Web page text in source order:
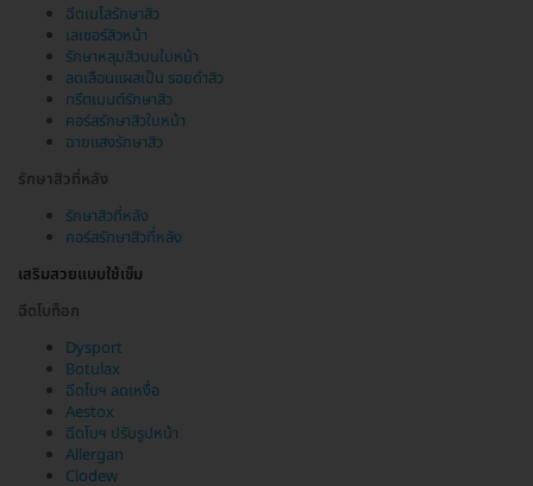
ฉีดเมโสรักษาสิว
เลเซอร์สิวหน้า
รักษาหลุมสิวบนใบหน้า
ลดเลือนแผลเป็น รอยดำสิว
ทรีตเมนต์รักษาสิว
คอร์สรักษาสิวใบหน้า
ฉายแสงรักษาสิว
รักษาสิวที่หลัง
รักษาสิวที่หลัง
คอร์สรักษาสิวที่หลัง
เสริมสวยแบบใช้เข็ม
ฉีดโบท็อก
Dysport
Botulax
ฉีดโบฯ ลดเหงื่อ
Aestox
ฉีดโบฯ ปรับรูปหน้า
Allergan
Clodew